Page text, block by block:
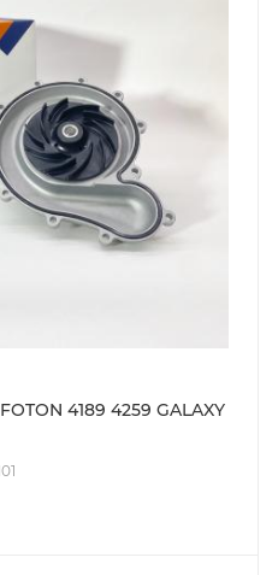
4189 4259 GALAXY